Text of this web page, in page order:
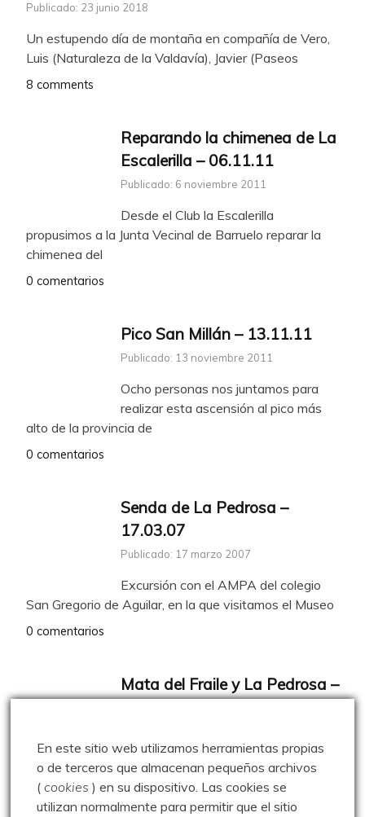
Publicado: 23 junio 2018
Un estupendo día de montaña en compañía de Vero,
Luis (Naturaleza de la Valdavía), Javier (Paseos
8 comments
Reparando la chimenea de La
Escalerilla – 06.11.11
Publicado: 6 noviembre 2011
Desde el Club la Escalerilla
propusimos a la Junta Vecinal de Barruelo reparar la
chimenea del
0 comentarios
Pico San Millán – 13.11.11
Publicado: 13 noviembre 2011
Ocho personas nos juntamos para
realizar esta ascensión al pico más
alto de la provincia de
0 comentarios
Senda de La Pedrosa –
17.03.07
Publicado: 17 marzo 2007
Excursión con el AMPA del colegio
San Gregorio de Aguilar, en la que visitamos el Museo
0 comentarios
Mata del Fraile y La Pedrosa –
¡Ahora sí llegó el otoño! Un tranquilo y
enriquecedor paseo por la Mata del Fraile, Monte
2 comments
En este sitio web utilizamos herramientas propias
o de terceros que almacenan pequeños archivos
(cookies ) en su dispositivo. Las cookies se
utilizan normalmente para permitir que el sitio